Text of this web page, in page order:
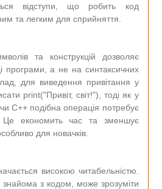
відступи, що робить код
та легким для сприйняття.
та конструкцій дозволяє
програми, а не на синтаксичних
для виведення привітання у
print("Привіт, світ!"), тоді як у
C++ подібна операція потребує
Це економить час та зменшує
для новачків.
високою читабельністю.
з кодом, може зрозуміти